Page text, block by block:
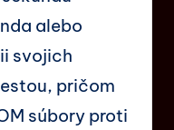
alebo
svojich
pričom
súbory proti